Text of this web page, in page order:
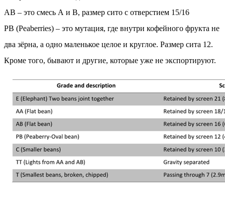
AB – это смесь А и B, размер сито с отверстием 15/16
PB (Peaberries) – это мутация, где внутри кофейного фрукта не
два зёрна, а одно маленькое целое и круглое. Размер сита 12.
Кроме того, бывают и другие, которые уже не экспортируют.